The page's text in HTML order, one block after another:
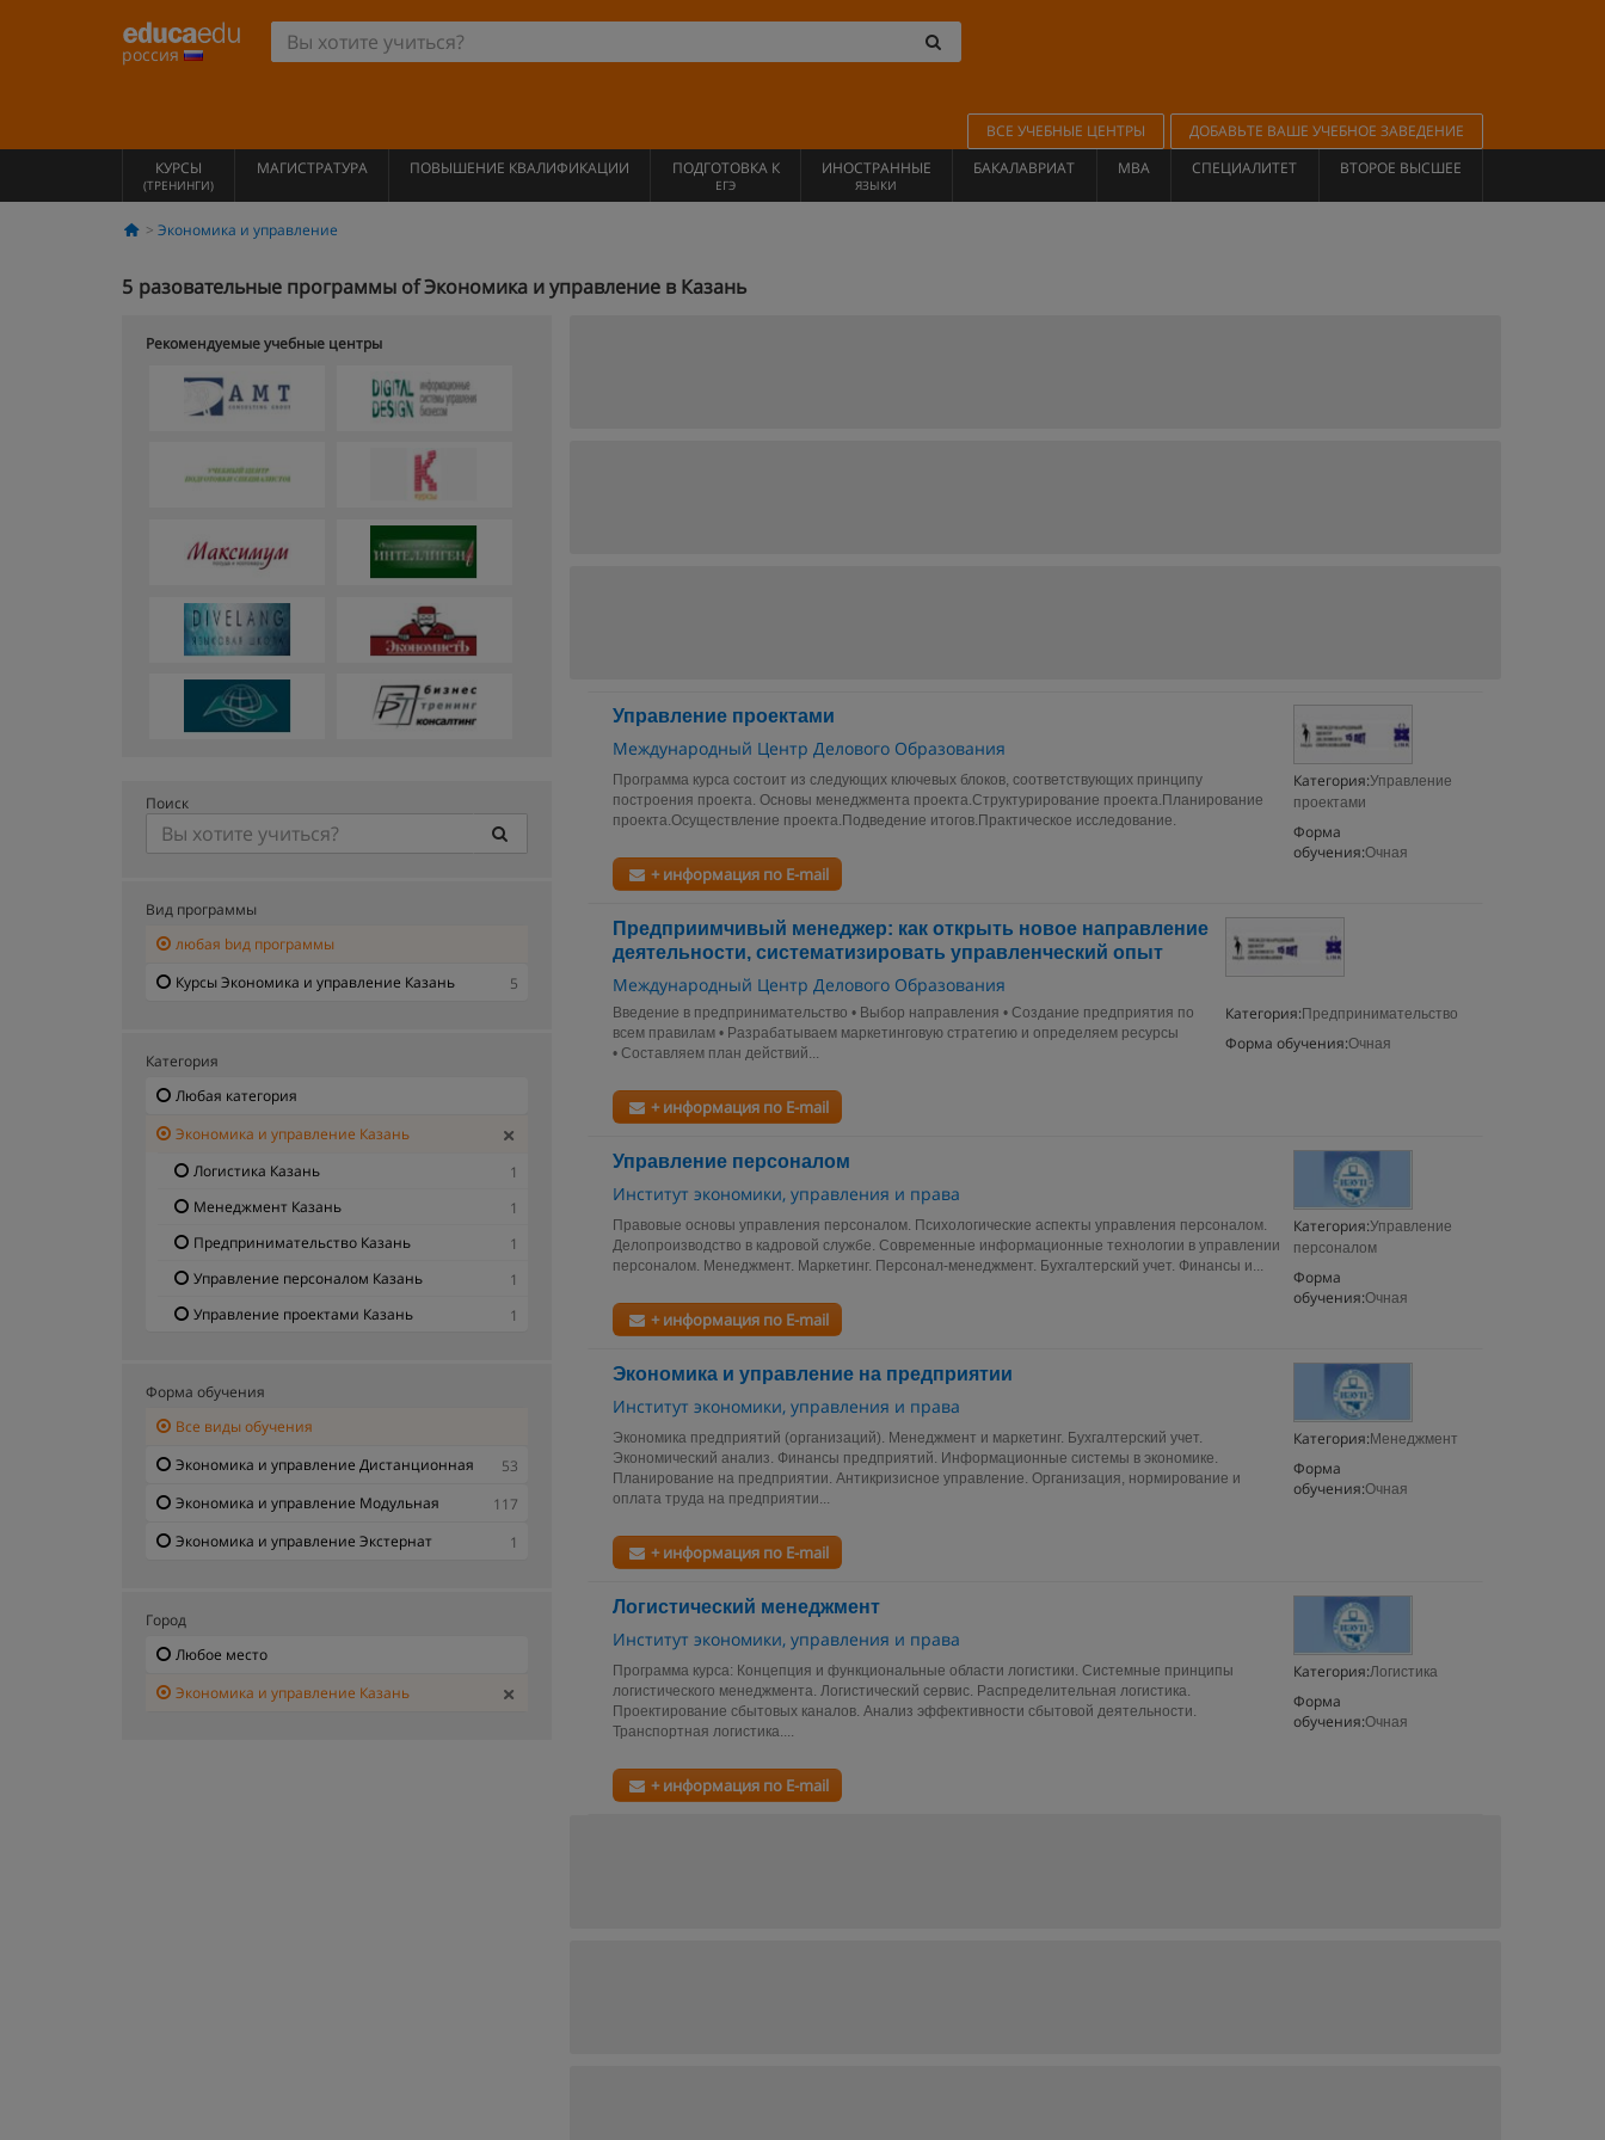
россия
ВСЕ УЧЕБНЫЕ ЦЕНТРЫ
ДОБАВЬТЕ ВАШЕ УЧЕБНОЕ ЗАВЕДЕНИЕ
КУРСЫ
(ТРЕНИНГИ)
МАГИСТРАТУРА ПОВЫШЕНИЕ КВАЛИФИКАЦИИ ПОДГОТОВКА К
ЕГЭ
ИНОСТРАННЫЕ
ЯЗЫКИ
БАКАЛАВРИАТ MBA СПЕЦИАЛИТЕТ ВТОРОЕ ВЫСШЕЕ
Экономика и управление
5 разовательные программы of Экономика и управление в Казань
Управление проектами
Международный Центр Делового Образования
Категория:Управление
проектами
Форма
обучения:Очная
Программа курса состоит из следующих ключевых блоков, соответствующих принципу
построения проекта. Основы менеджмента проекта.Структурирование проекта.Планирование
проекта.Осуществление проекта.Подведение итогов.Практическое исследование.
+ информация по E-mail
Предприимчивый менеджер: как открыть новое направление
деятельности, систематизировать управленческий опыт
Международный Центр Делового Образования
Категория: Предпринимательство
Форма обучения:Очная
Введение в предпринимательство • Выбор направления • Создание предприятия по
всем правилам • Разрабатываем маркетинговую стратегию и определяем ресурсы
• Составляем план действий...
+ информация по E-mail
Управление персоналом
Институт экономики, управления и права
Категория:Управление
персоналом
Форма
обучения:Очная
Правовые основы управления персоналом. Психологические аспекты управления персоналом.
Делопроизводство в кадровой службе. Современные информационные технологии в управлении
персоналом. Менеджмент. Маркетинг. Персонал-менеджмент. Бухгалтерский учет. Финансы и...
+ информация по E-mail
Экономика и управление на предприятии
Институт экономики, управления и права
Категория: Менеджмент
Форма
обучения:Очная
Экономика предприятий (организаций). Менеджмент и маркетинг. Бухгалтерский учет.
Экономический анализ. Финансы предприятий. Информационные системы в экономике.
Планирование на предприятии. Антикризисное управление. Организация, нормирование и
оплата труда на предприятии...
+ информация по E-mail
Логистический менеджмент
Институт экономики, управления и права
Категория:Логистика
Форма
обучения:Очная
Программа курса: Концепция и функциональные области логистики. Системные принципы
логистического менеджмента. Логистический сервис. Распределительная логистика.
Проектирование сбытовых каналов. Анализ эффективности сбытовой деятельности.
Транспортная логистика....
+ информация по E-mail
Рекомендуемые учебные центры
Поиск
Вид программы
любая bид программы
Курсы Экономика и управление Казань
5
Категория
Любая категория
Экономика и управление Казань
Логистика Казань
1
Менеджмент Казань
1
Предпринимательство Казань
1
Управление персоналом Казань
1
Управление проектами Казань
1
Форма обучения
Все виды обучения
Экономика и управление Дистанционная
53
Экономика и управление Модульная
117
Экономика и управление Экстернат
1
Город
Любое место
Экономика и управление Казань